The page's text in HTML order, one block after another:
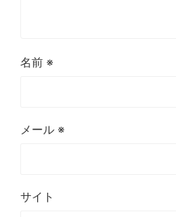
名前 ※
メール ※
サイト